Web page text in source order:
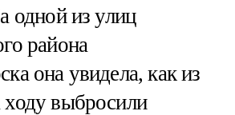
одной из улиц
района
она увидела, как из
выбросили